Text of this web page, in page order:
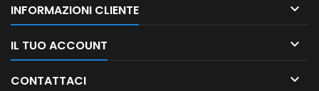
INFORMAZIONI CLIENTE 
IL TUO ACCOUNT 
CONTATTACI 